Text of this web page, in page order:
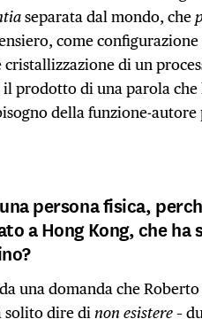
separata dal mondo, che
come
di un
prodotto di una parola che
della funzione-autore
persona fisica,
a Hong Kong, che ha
una domanda che Roberto
solito dire dinon esistere–